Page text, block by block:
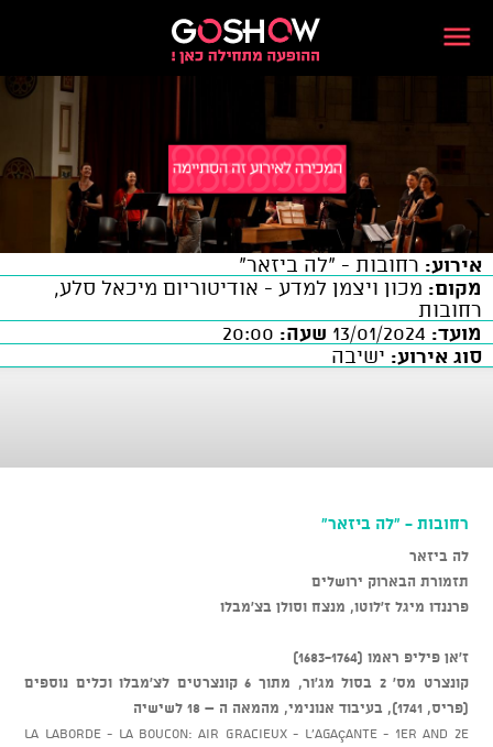
אירוע: רחובות - "לה ביזאר"
מקום: מכון ויצמן למדע - אודיטוריום מיכאל סלע,
רחובות
מועד:
שעה:
סוג אירוע: ישיבה
רחובות - "לה ביזאר"
לה ביזאר
תזמורת הבארוק ירושלים
פרננדו מיגל ז'לוטו, מנצח וסולן בצ'מבלו
ז'אן פיליפ ראמו (1683-1764)
קונצרט מס' 2 בסול מג'ור, מתוך 6 קונצרטים לצ'מבלו וכלים נוספים
(פריס, 1741), בעיבוד אנונימי, מהמאה ה – 18 לשישיה
La Laborde - La Boucon: Air Gracieux - L'Agaçante - 1er and 2e